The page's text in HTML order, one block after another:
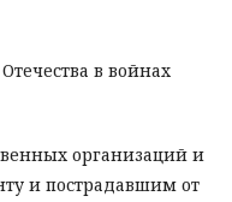
в войнах
организаций и
и пострадавшим от